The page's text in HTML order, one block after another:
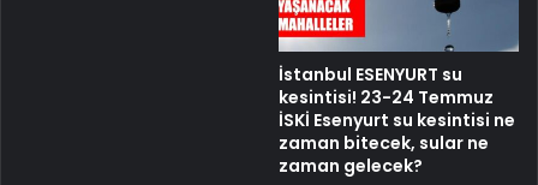
İstanbul ESENYURT su
kesintisi! 23-24 Temmuz
İSKİ Esenyurt su kesintisi ne
zaman bitecek, sular ne
zaman gelecek?